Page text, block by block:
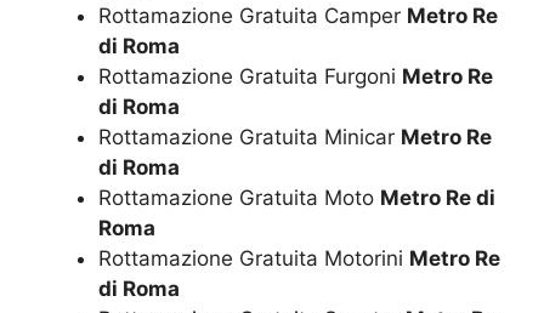
Rottamazione Gratuita Camper Metro Re
di Roma
Rottamazione Gratuita Furgoni Metro Re
di Roma
Rottamazione Gratuita Minicar Metro Re
di Roma
Rottamazione Gratuita Moto Metro Re di
Roma
Rottamazione Gratuita Motorini Metro Re
di Roma